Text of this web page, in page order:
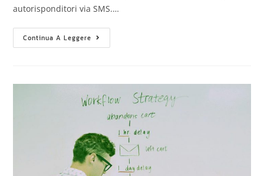
autorisponditori via SMS.…
Continua A Leggere